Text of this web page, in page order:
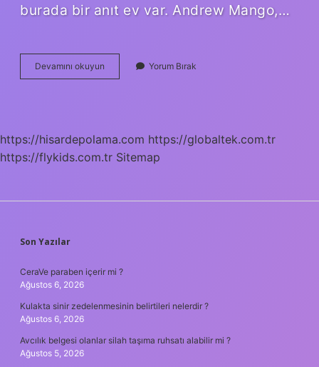
burada bir anıt ev var. Andrew Mango,…
Devamını okuyun
Rıza
Yorum Bırak
https://hisardepolama.com https://globaltek.com.tr
https://flykids.com.tr Sitemap
SIDEBAR
Son Yazılar
CeraVe paraben içerir mi ?
Ağustos 6, 2026
Kulakta sinir zedelenmesinin belirtileri nelerdir ?
Ağustos 6, 2026
Avcılık belgesi olanlar silah taşıma ruhsatı alabilir mi ?
Ağustos 5, 2026